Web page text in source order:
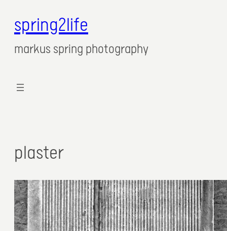
spring2life
markus spring photography
plaster